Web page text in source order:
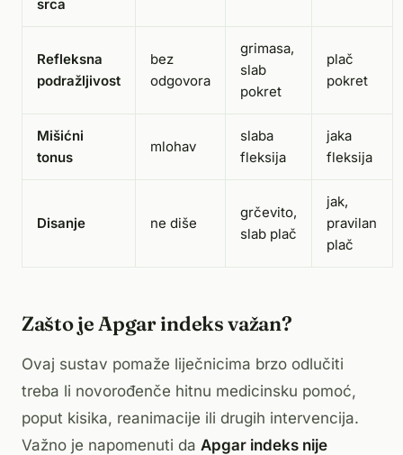
srca
Refleksna
podražljivost
bez
odgovora
grimasa,
slab
pokret
plač
pokret
Mišićni
tonus
mlohav
slaba
fleksija
jaka
fleksija
Disanje ne diše
grčevito,
slab plač
jak,
pravilan
plač
Zašto je Apgar indeks važan?
Ovaj sustav pomaže liječnicima brzo odlučiti
treba li novorođenče hitnu medicinsku pomoć,
poput kisika, reanimacije ili drugih intervencija.
Važno je napomenuti da Apgar indeks nije